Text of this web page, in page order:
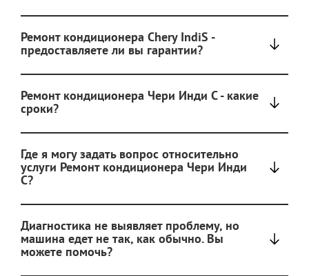
Ремонт кондиционера Chery IndiS -
предоставляете ли вы гарантии?
Ремонт кондиционера Чери Инди С - какие
сроки?
Где я могу задать вопрос относительно
услуги Ремонт кондиционера Чери Инди
С?
Диагностика не выявляет проблему, но
машина едет не так, как обычно. Вы
можете помочь?